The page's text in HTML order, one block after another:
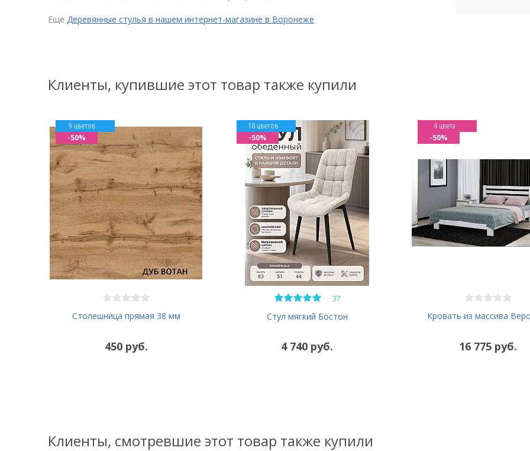
Еще Деревянные стулья в нашем интернет-магазине в Воронеже
Клиенты, купившие этот товар также купили
Столешница прямая 38 мм
9 цветов
450 руб.
-50%
— 37
Стул мягкий Бостон
18 цветов
4 740 руб.
-50%
Кровать из массива
4 цвета
16 775 руб.
-50%
Клиенты, смотревшие этот товар также купили